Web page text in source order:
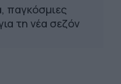
παγκόσμιες
τη νέα σεζόν